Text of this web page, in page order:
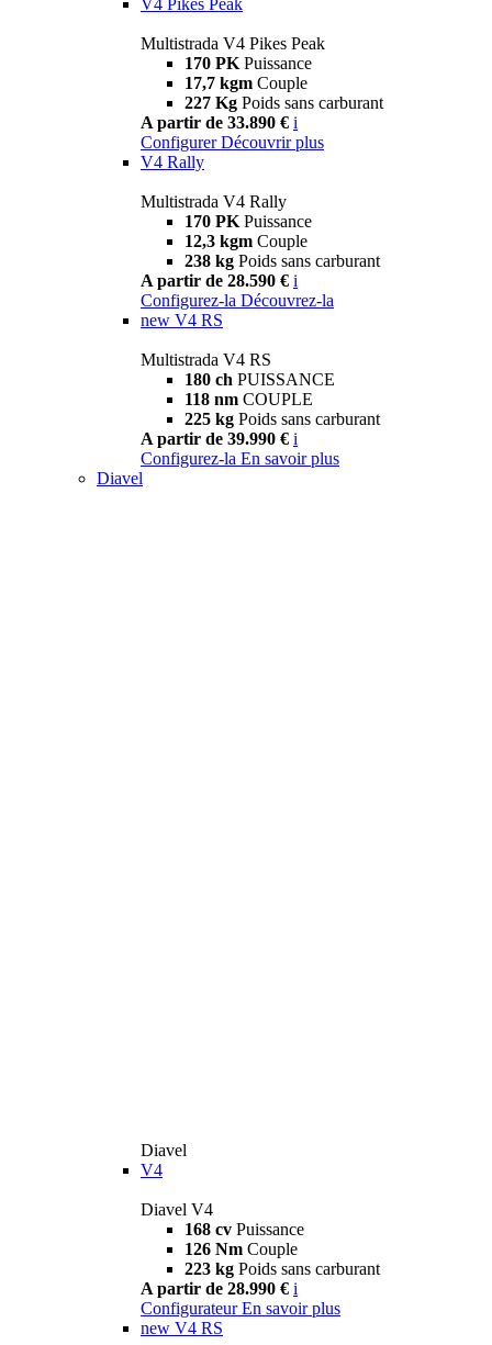
Multistrada V4 Pikes Peak
170 PK Puissance
17,7 kgm Couple
227 Kg Poids sans carburant
A partir de 33.890 € i
Configurer Découvrir plus
V4 Rally
Multistrada V4 Rally
170 PK Puissance
12,3 kgm Couple
238 kg Poids sans carburant
A partir de 28.590 € i
Configurez-la Découvrez-la
new V4 RS
Multistrada V4 RS
180 ch PUISSANCE
118 nm COUPLE
225 kg Poids sans carburant
A partir de 39.990 € i
Configurez-la En savoir plus
Diavel
Diavel
V4
Diavel V4
168 cv Puissance
126 Nm Couple
223 kg Poids sans carburant
A partir de 28.990 € i
Configurateur En savoir plus
new V4 RS